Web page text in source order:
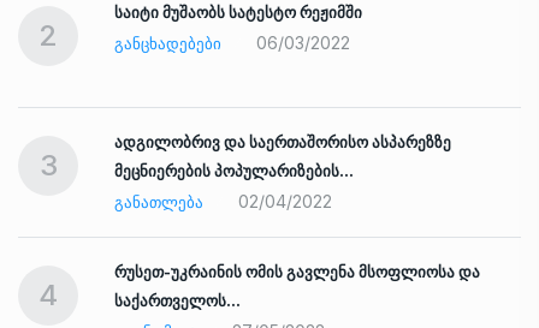
2
საიტი მუშაობს სატესტო რეჟიმში
ᲒᲐᲜᲪᲮᲐᲓᲔᲑᲔᲑᲘ
06/03/2022
3
ადგილობრივ და საერთაშორისო ასპარეზზე
მეცნიერების პოპულარიზების…
ᲒᲐᲜᲐᲗᲚᲔᲑᲐ
02/04/2022
4
რუსეთ-უკრაინის ომის გავლენა მსოფლიოსა და
საქართველოს…